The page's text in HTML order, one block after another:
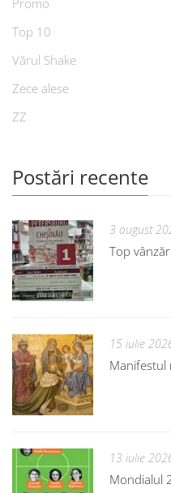
Promo
Top 10
Vărul Shake
Zece alese
ZZ
Postări recente
3 august
Top
15 iulie
Manifestul
13 iulie
Mondialul